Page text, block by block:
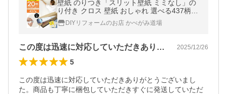
壁紙 のりつき「スリット壁紙 ミミなし」の
り付き クロス 壁紙 おしゃれ 選べる437柄
「生のり付き壁紙だけ20 ｍパック」+マニュ
アル 初心者 クロス貼り替え
DIYリフォームのお店 かべがみ道場
この度は迅速に対応していただきありがと… 2025/12/26
5
この度は迅速に対応していただきありがとうございまし
た。商品も丁寧に梱包していただきすぐに発送していただ